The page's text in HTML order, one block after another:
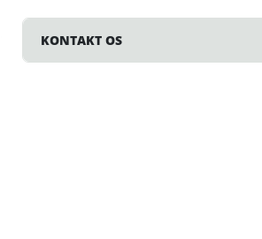
KONTAKT OS